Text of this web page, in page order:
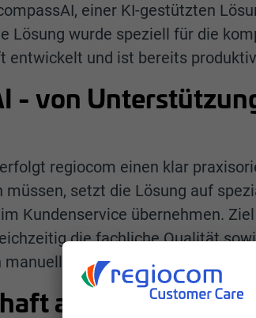
einer KI-gestützten
Lösung wurde speziell für die
entwickelt und ist bereits
- von
regiocom einen klar
setzt die Lösung auf
Kundenservice übernehmen.
die fachliche Qualität
manuelle Bearbeitungsschritte
als strategischer